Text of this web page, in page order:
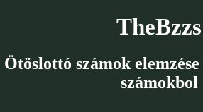
TheBzzs
Ötöslottó számok
számokbol